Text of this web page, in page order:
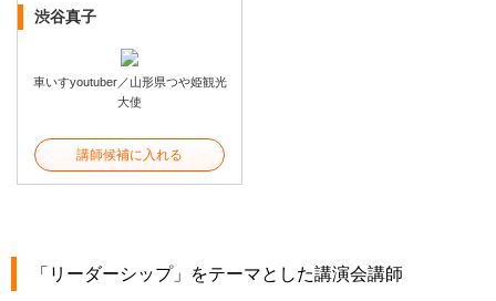
渋谷真子
車いすyoutuber／山形県つや姫観光
大使
講師候補に入れる
「リーダーシップ」をテーマとした講演会講師